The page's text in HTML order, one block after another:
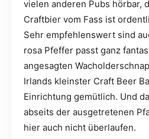
vielen anderen Pubs hörbar,
Craftbier vom Fass ist
Sehr empfehlenswert sind
rosa Pfeffer passt ganz
angesagten
Irlands kleinster Craft Beer
Einrichtung gemütlich. Und
abseits der ausgetretenen
hier auch nicht überlaufen.